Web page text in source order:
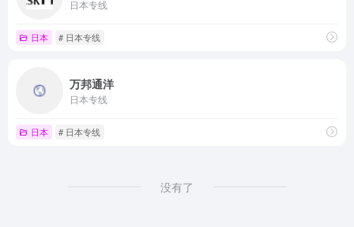
日本专线
日本 # 日本专线
万邦通洋
日本专线
日本 # 日本专线
没有了